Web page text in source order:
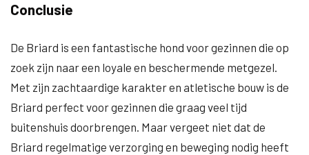
Conclusie
De Briard is een fantastische hond voor gezinnen die op
zoek zijn naar een loyale en beschermende metgezel.
Met zijn zachtaardige karakter en atletische bouw is de
Briard perfect voor gezinnen die graag veel tijd
buitenshuis doorbrengen. Maar vergeet niet dat de
Briard regelmatige verzorging en beweging nodig heeft